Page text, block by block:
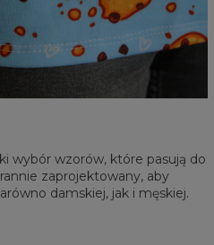
wybór wzorów, które pasują do
zaprojektowany, aby
damskiej, jak i męskiej.